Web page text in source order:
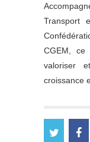
Transport
CGEM,
valoriser
croissance